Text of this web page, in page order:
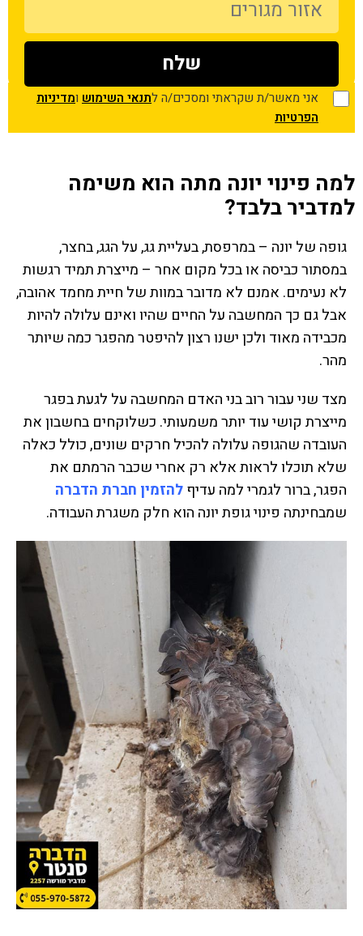
אני מאשר/ת שקראתי ומסכים/ה לתנאי השימוש ומדיניות
הפרטיות
למה פינוי יונה מתה הוא משימה
למדביר בלבד?
גופה של יונה – במרפסת, בעליית גג, על הגג, בחצר,
במסתור כביסה או בכל מקום אחר – מייצרת תמיד רגשות
לא נעימים. אמנם לא מדובר במוות של חיית מחמד אהובה,
אבל גם כך המחשבה על החיים שהיו ואינם עלולה להיות
מכבידה מאוד ולכן ישנו רצון להיפטר מהפגר כמה שיותר
מהר.
מצד שני עבור רוב בני האדם המחשבה על לגעת בפגר
מייצרת קושי עוד יותר משמעותי. כשלוקחים בחשבון את
העובדה שהגופה עלולה להכיל חרקים שונים, כולל כאלה
שלא תוכלו לראות אלא רק אחרי שכבר הרמתם את
הפגר, ברור לגמרי למה עדיףלהזמין חברת הדברה
שמבחינתה פינוי גופת יונה הוא חלק משגרת העבודה.